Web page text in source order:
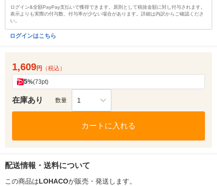
ログイン&全額PayPay支払いで獲得できます。原則として税抜金額に対し付与されます。
表示よりも実際の付与数、付与率が少ない場合があります。詳細は内訳からご確認くださ
い。
ログインはこちら
1,609円 （税込）
5%(73pt)
在庫あり 数量 1
カートに入れる
配送情報・送料について
この商品はLOHACOが販売・発送します。